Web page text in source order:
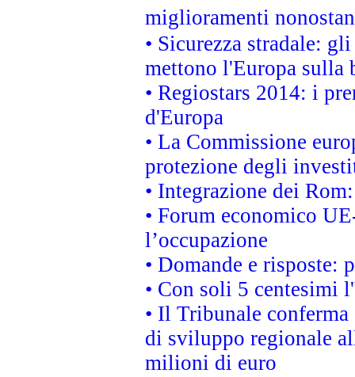
miglioramenti
• Sicurezza stradale:
mettono l'Europa sulla
• Regiostars 2014: i
d'Europa
• La Commissione
protezione degli
• Integrazione dei
• Forum economico
l’occupazione
• Domande e risposte:
• Con soli 5 centesimi
• Il Tribunale
di sviluppo regionale
milioni di euro